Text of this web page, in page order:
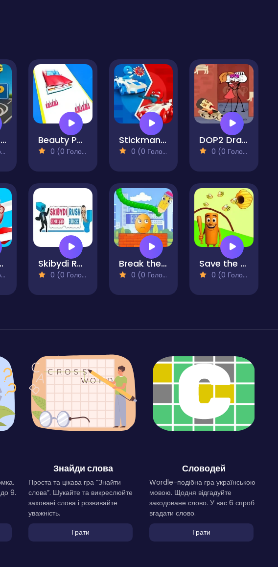
Parking Frenzy Beauty Party Rush 1
0 (0 Голосів)
Stickman Battle 1-4 Players
0 (0 Голосів)
DOP2 Draw Couple
0 (0 Голосів)
Race Skibydi Rush
0 (0 Голосів)
Break the Eggs
0 (0 Голосів)
Save the Brainrot
0 (0 Голосів)
до 9.
Знайди слова
Проста та цікава гра “Знайти
слова”. Шукайте та викреслюйте
заховані слова і розвивайте
уважність.
Грати
Словодей
Wordle-подібна гра українською
мовою. Щодня відгадуйте
закодоване слово. У вас 6 спроб
вгадати слово.
Грати